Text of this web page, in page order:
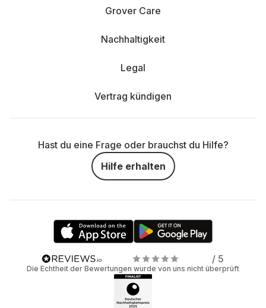
Grover Care
Nachhaltigkeit
Legal
Vertrag kündigen
Hast du eine Frage oder brauchst du Hilfe?
Hilfe erhalten
/ 5
Die Echtheit der Bewertungen wurde von uns nicht überprüft